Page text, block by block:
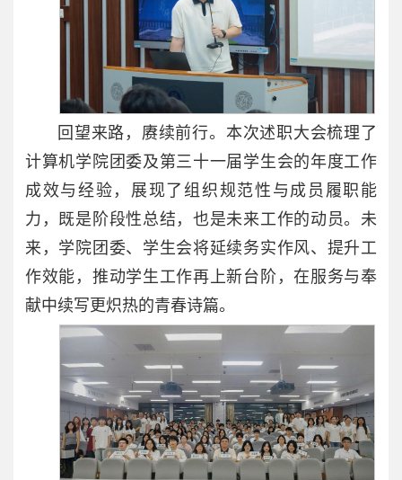
回望来路，赓续前行。本次述职大会梳理了
计算机学院团委及第三十一届学生会的年度工作
成效与经验，展现了组织规范性与成员履职能
力，既是阶段性总结，也是未来工作的动员。未
来，学院团委、学生会将延续务实作风、提升工
作效能，推动学生工作再上新台阶，在服务与奉
献中续写更炽热的青春诗篇。